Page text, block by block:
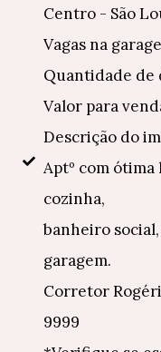
Centro - São
Vagas na
Quantidade de
Valor para
Descrição do
Aptº com ótima
cozinha,
banheiro
garagem.
Corretor
9999